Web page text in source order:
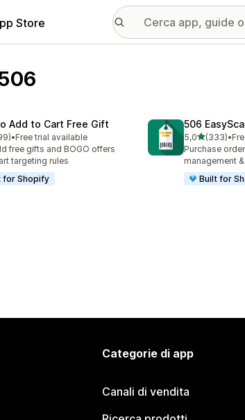
Store
Add to Cart Free Gift
su 5
totali
•Free trial available
free gifts and BOGO offers
targeting rules
for Shopify
506
5,0stelle su 5
(333)
333 •
Purchase
management
Built for
Categorie di app
Canali di vendita